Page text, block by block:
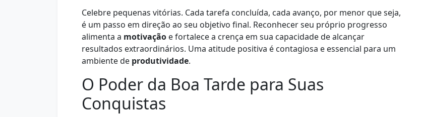
Celebre pequenas vitórias. Cada tarefa concluída, cada avanço, por menor que seja,
é um passo em direção ao seu objetivo final. Reconhecer seu próprio progresso
alimenta a motivação e fortalece a crença em sua capacidade de alcançar
resultados extraordinários. Uma atitude positiva é contagiosa e essencial para um
ambiente de produtividade.
O Poder da Boa Tarde para Suas
Conquistas